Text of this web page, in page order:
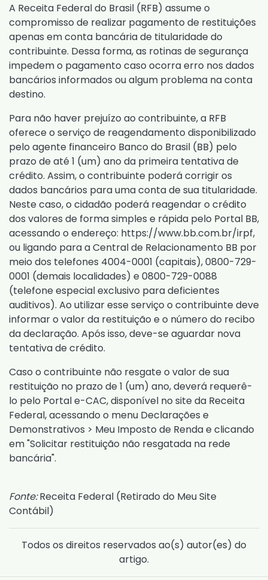
A Receita Federal do Brasil (RFB) assume o
compromisso de realizar pagamento de restituições
apenas em conta bancária de titularidade do
contribuinte. Dessa forma, as rotinas de segurança
impedem o pagamento caso ocorra erro nos dados
bancários informados ou algum problema na conta
destino.
Para não haver prejuízo ao contribuinte, a RFB
oferece o serviço de reagendamento disponibilizado
pelo agente financeiro Banco do Brasil (BB) pelo
prazo de até 1 (um) ano da primeira tentativa de
crédito. Assim, o contribuinte poderá corrigir os
dados bancários para uma conta de sua titularidade.
Neste caso, o cidadão poderá reagendar o crédito
dos valores de forma simples e rápida pelo Portal BB,
acessando o endereço: https://www.bb.com.br/irpf,
ou ligando para a Central de Relacionamento BB por
meio dos telefones 4004-0001 (capitais), 0800-729-
0001 (demais localidades) e 0800-729-0088
(telefone especial exclusivo para deficientes
auditivos). Ao utilizar esse serviço o contribuinte deve
informar o valor da restituição e o número do recibo
da declaração. Após isso, deve-se aguardar nova
tentativa de crédito.
Caso o contribuinte não resgate o valor de sua
restituição no prazo de 1 (um) ano, deverá requerê-
lo pelo Portal e-CAC, disponível no site da Receita
Federal, acessando o menu Declarações e
Demonstrativos > Meu Imposto de Renda e clicando
em "Solicitar restituição não resgatada na rede
bancária".
Fonte:Receita Federal (Retirado do Meu Site
Contábil)
Todos os direitos reservados ao(s) autor(es) do
artigo.